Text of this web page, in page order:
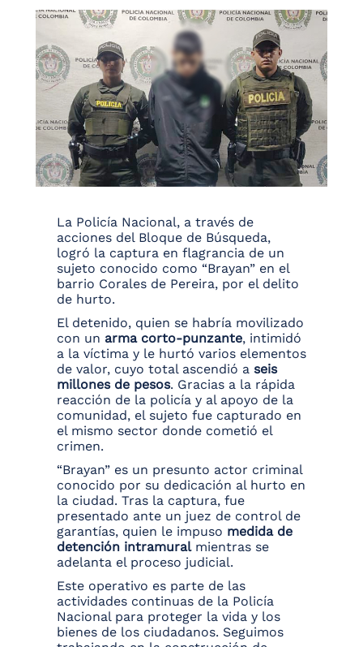
La Policía Nacional, a través de
acciones del Bloque de Búsqueda,
logró la captura en flagrancia de un
sujeto conocido como “Brayan” en el
barrio Corales de Pereira, por el delito
de hurto.
El detenido, quien se habría movilizado
con un arma corto-punzante, intimidó
a la víctima y le hurtó varios elementos
de valor, cuyo total ascendió a seis
millones de pesos. Gracias a la rápida
reacción de la policía y al apoyo de la
comunidad, el sujeto fue capturado en
el mismo sector donde cometió el
crimen.
“Brayan” es un presunto actor criminal
conocido por su dedicación al hurto en
la ciudad. Tras la captura, fue
presentado ante un juez de control de
garantías, quien le impuso medida de
detención intramuralmientras se
adelanta el proceso judicial.
Este operativo es parte de las
actividades continuas de la Policía
Nacional para proteger la vida y los
bienes de los ciudadanos. Seguimos